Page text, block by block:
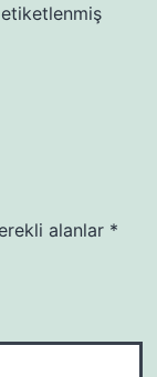
alanlar *